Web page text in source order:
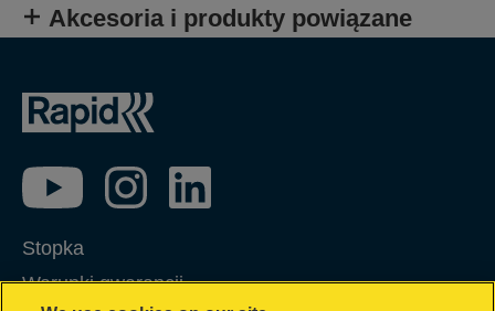
Akcesoria i produkty powiązane
Stopka
Warunki gwarancji